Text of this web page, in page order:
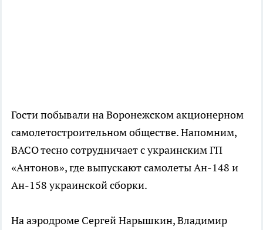
Гости побывали на Воронежском акционерном
самолетостроительном обществе. Напомним,
ВАСО тесно сотрудничает с украинским ГП
«Антонов», где выпускают самолеты Ан-148 и
Ан-158 украинской сборки.
На аэродроме Сергей Нарышкин, Владимир